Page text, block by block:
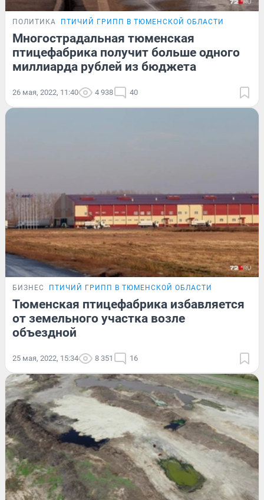
ПОЛИТИКА ПТИЧИЙ ГРИПП В ТЮМЕНСКОЙ ОБЛАСТИ
Многострадальная тюменская
птицефабрика получит больше одного
миллиарда рублей из бюджета
26 мая, 2022, 11:40 4 938 40
БИЗНЕС ПТИЧИЙ ГРИПП В ТЮМЕНСКОЙ ОБЛАСТИ
Тюменская птицефабрика избавляется
от земельного участка возле
объездной
25 мая, 2022, 15:34 8 351 16